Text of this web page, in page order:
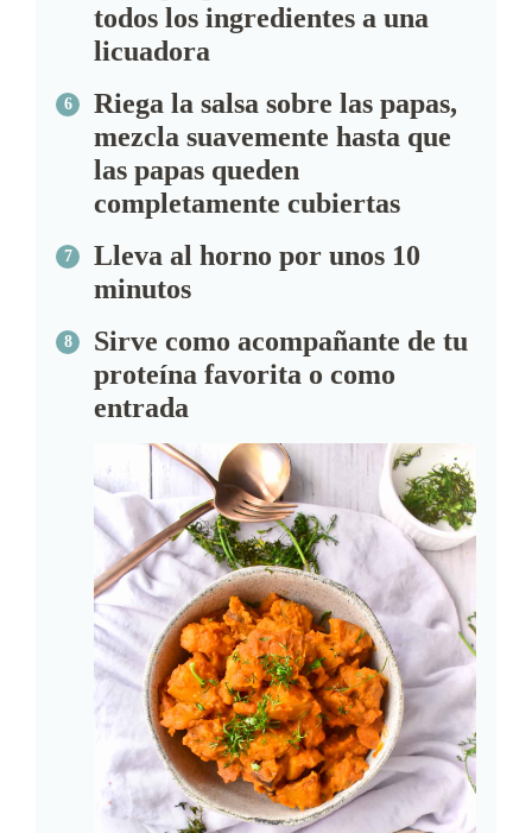
todos los ingredientes a una
licuadora
Riega la salsa sobre las papas,
mezcla suavemente hasta que
las papas queden
completamente cubiertas
Lleva al horno por unos 10
minutos
Sirve como acompañante de tu
proteína favorita o como
entrada